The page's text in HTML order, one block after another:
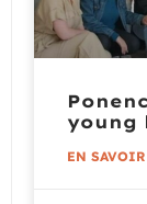
young
EN